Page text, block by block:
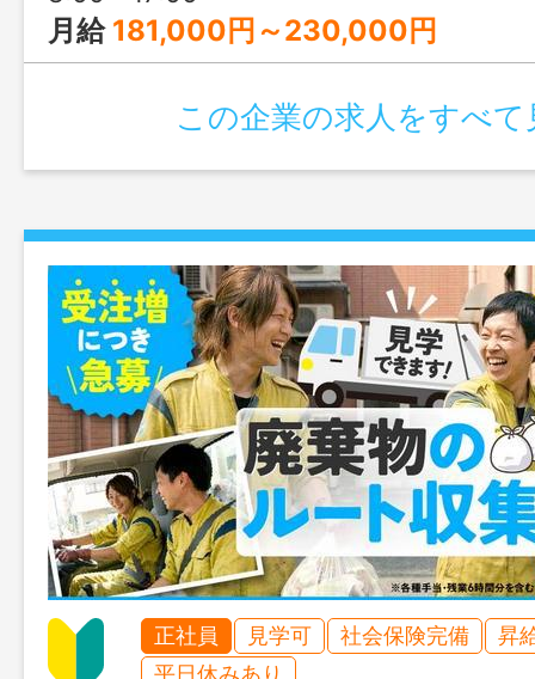
月給 181,000円～230,000円
この企業の求人をすべて
正社員 見学可 社会保険完備
昇
平日休みあり